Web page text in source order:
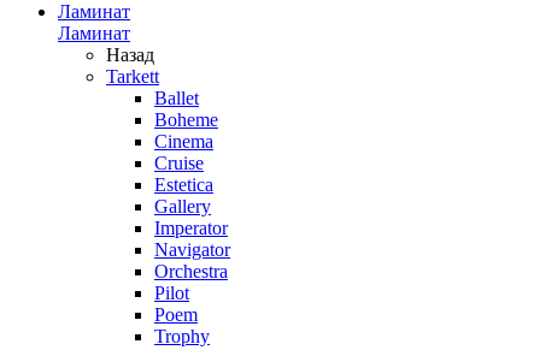
Ламинат
Ламинат
Назад
Tarkett
Ballet
Boheme
Cinema
Cruise
Estetica
Gallery
Imperator
Navigator
Orchestra
Pilot
Poem
Trophy